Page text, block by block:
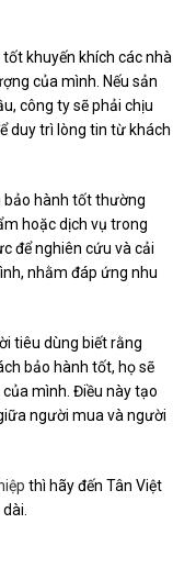
khuyến khích các nhà
của mình. Nếu sản
công ty sẽ phải chịu
duy trì lòng tin từ khách
bảo hành tốt thường
hoặc dịch vụ trong
để nghiên cứu và cải
nhằm đáp ứng nhu
tiêu dùng biết rằng
bảo hành tốt, họ sẽ
mình. Điều này tạo
người mua và người
thì hãy đến Tân Việt